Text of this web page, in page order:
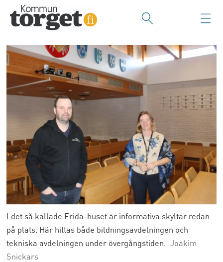
I det så kallade Frida-huset är informativa skyltar redan
på plats. Här hittas både bildningsavdelningen och
tekniska avdelningen under övergångstiden. Joakim
Snickars